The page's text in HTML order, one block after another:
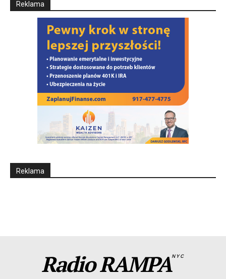
Reklama
Reklama
Radio RAMPANYC